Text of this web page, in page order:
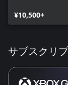
¥10,500+
サブスクリ